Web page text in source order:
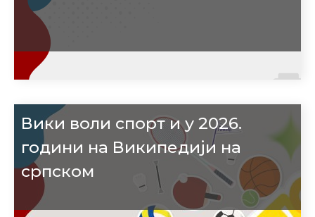
Вики воли спорт и у 2026.
години на Википедији на
српском